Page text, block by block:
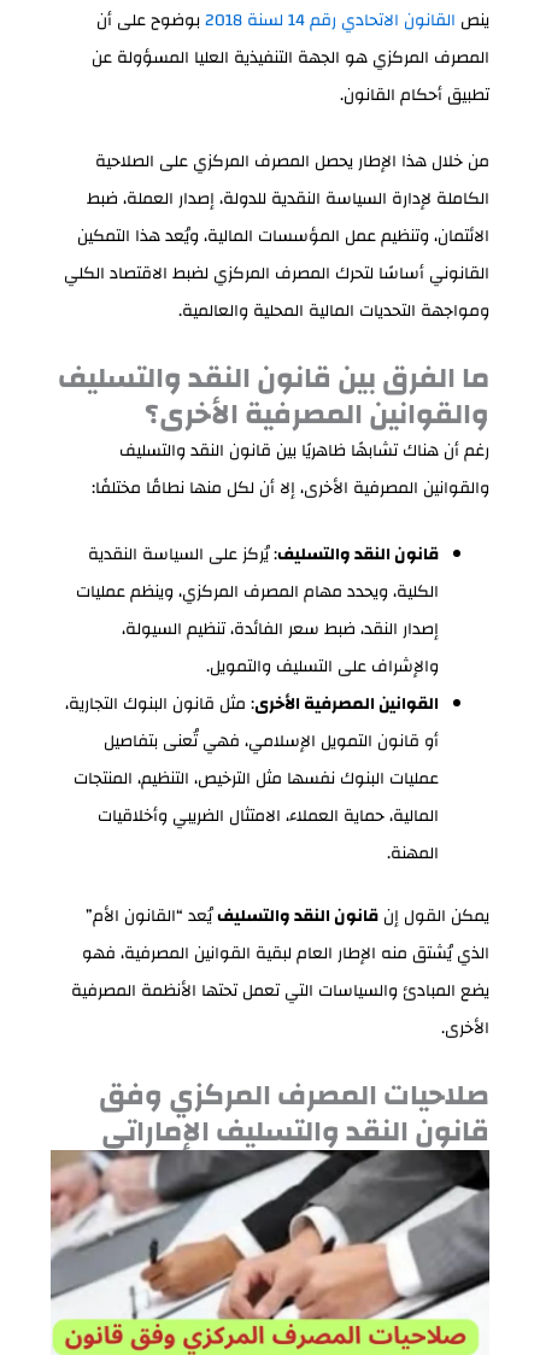
ينص القانون الاتحادي رقم 14 لسنة 2018
بوضوح على أن
المصرف المركزي هو الجهة التنفيذية العليا المسؤولة عن
تطبيق أحكام القانون.
من خلال هذا الإطار يحصل المصرف المركزي على الصلاحية
الكاملة لإدارة السياسة النقدية للدولة، إصدار العملة، ضبط
الائتمان، وتنظيم عمل المؤسسات المالية، ويُعد هذا التمكين
القانوني أساسًا لتحرك المصرف المركزي لضبط الاقتصاد الكلي
ومواجهة التحديات المالية المحلية والعالمية.
ما الفرق بين قانون النقد والتسليف
والقوانين المصرفية الأخرى؟
رغم أن هناك تشابهًا ظاهريًا بين قانون النقد والتسليف
والقوانين المصرفية الأخرى، إلا أن لكل منها نطاقًا مختلفًا:
قانون النقد والتسليف: يُركز على السياسة النقدية
الكلية، ويحدد مهام المصرف المركزي، وينظم عمليات
إصدار النقد، ضبط سعر الفائدة، تنظيم السيولة،
والإشراف على التسليف والتمويل.
القوانين المصرفية الأخرى: مثل قانون البنوك التجارية،
أو قانون التمويل الإسلامي، فهي تُعنى بتفاصيل
عمليات البنوك نفسها مثل الترخيص، التنظيم، المنتجات
المالية، حماية العملاء، الامتثال الضريبي وأخلاقيات
المهنة.
يمكن القول إنقانون النقد والتسليفيُعد “القانون الأم”
الذي يُشتق منه الإطار العام لبقية القوانين المصرفية، فهو
يضع المبادئ والسياسات التي تعمل تحتها الأنظمة المصرفية
الأخرى.
صلاحيات المصرف المركزي وفق
قانون النقد والتسليف الإماراتي